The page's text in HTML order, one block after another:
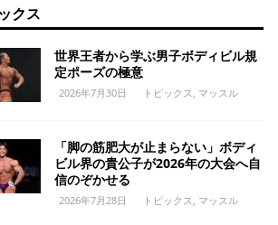
クス
世界王者から学ぶ男子ボディビル規
定ポーズの極意
2026年7月30日 トピックス マッスル
「脚の筋肥大が止まらない」ボディ
ビル界の貴公子が2026年の大会へ自
信のぞかせる
2026年7月28日 トピックス マッスル